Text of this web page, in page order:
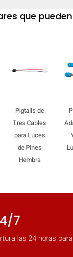
que
Pigtails de
Tres Cables
para Luces
de Pines
Hembra
7
las 24 horas